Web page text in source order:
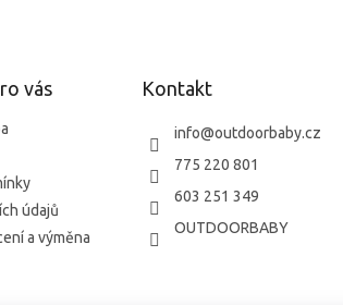
k
v
ý
i
vás
údajů
a výměna
Kontakt
info@outdoorbaby.cz
775 220 801
603 251 349
OUTDOORBABY